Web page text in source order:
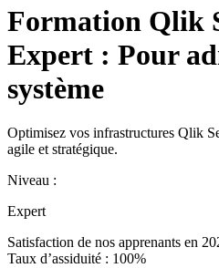
Formation Qlik
Expert : Pour
système
Optimisez vos infrastructures Qlik
agile et stratégique.
Niveau :
Expert
Satisfaction de nos apprenants en
Taux d’assiduité : 100%